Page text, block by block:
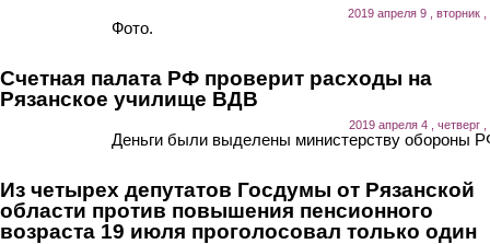
2019 апреля 9 , вторник ,
Фото.
Счетная палата РФ проверит расходы на
Рязанское училище ВДВ
2019 апреля 4 , четверг ,
Деньги были выделены министерству обороны
Из четырех депутатов Госдумы от Рязанской
области против повышения пенсионного
возраста 19 июля проголосовал только один